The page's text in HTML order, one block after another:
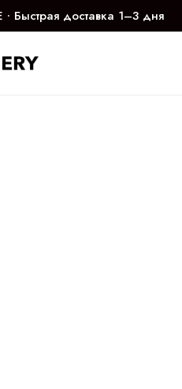
Быстрая доставка 1–3 дня